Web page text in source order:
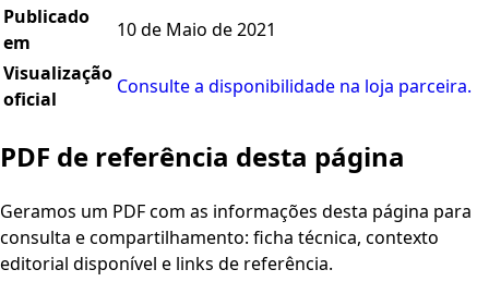
Publicado
em
10 de Maio de 2021
Visualização
oficial
Consulte a disponibilidade na loja parceira.
PDF de referência desta página
Geramos um PDF com as informações desta página para
consulta e compartilhamento: ficha técnica, contexto
editorial disponível e links de referência.